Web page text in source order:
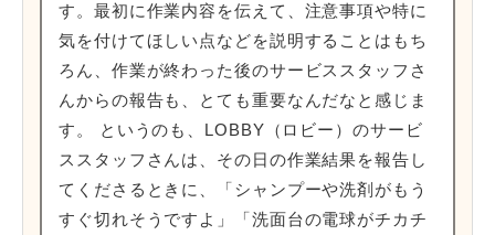
す。最初に作業内容を伝えて、注意事項や特に
気を付けてほしい点などを説明することはもち
ろん、作業が終わった後のサービススタッフさ
んからの報告も、とても重要なんだなと感じま
す。 というのも、LOBBY（ロビー）のサービ
ススタッフさんは、その日の作業結果を報告し
てくださるときに、「シャンプーや洗剤がもう
すぐ切れそうですよ」「洗面台の電球がチカチ